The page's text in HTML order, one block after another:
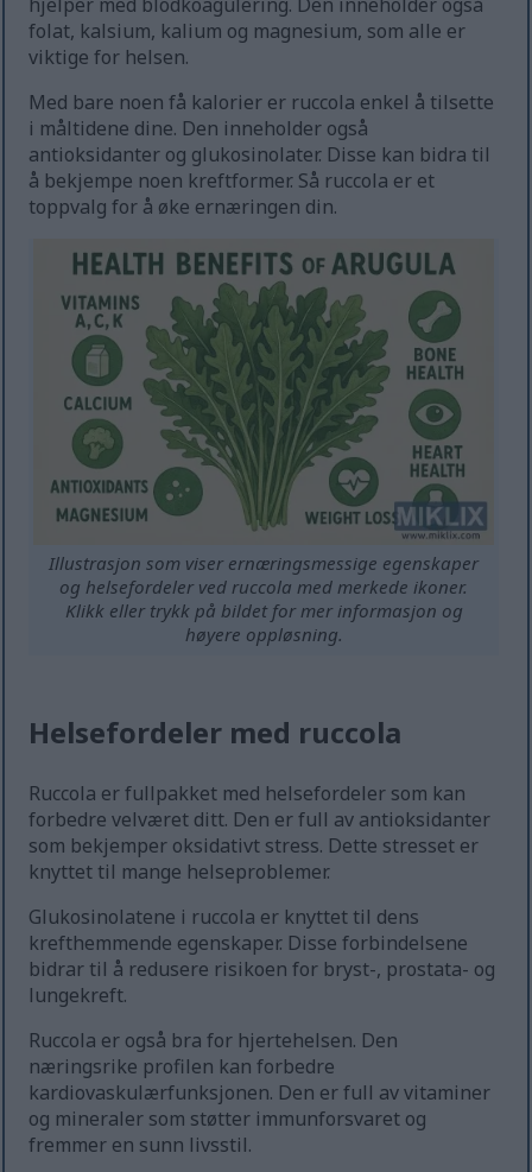
folat, kalsium, kalium og magnesium, som alle er
viktige for helsen.
Med bare noen få kalorier er ruccola enkel å tilsette
i måltidene dine. Den inneholder også
antioksidanter og glukosinolater. Disse kan bidra til
å bekjempe noen kreftformer. Så ruccola er et
toppvalg for å øke ernæringen din.
Illustrasjon som viser ernæringsmessige egenskaper
og helsefordeler ved ruccola med merkede ikoner.
Klikk eller trykk på bildet for mer informasjon og
høyere oppløsning.
Helsefordeler med ruccola
Ruccola er fullpakket med helsefordeler som kan
forbedre velværet ditt. Den er full av antioksidanter
som bekjemper oksidativt stress. Dette stresset er
knyttet til mange helseproblemer.
Glukosinolatene i ruccola er knyttet til dens
krefthemmende egenskaper. Disse forbindelsene
bidrar til å redusere risikoen for bryst-, prostata- og
lungekreft.
Ruccola er også bra for hjertehelsen. Den
næringsrike profilen kan forbedre
kardiovaskulærfunksjonen. Den er full av vitaminer
og mineraler som støtter immunforsvaret og
fremmer en sunn livsstil.